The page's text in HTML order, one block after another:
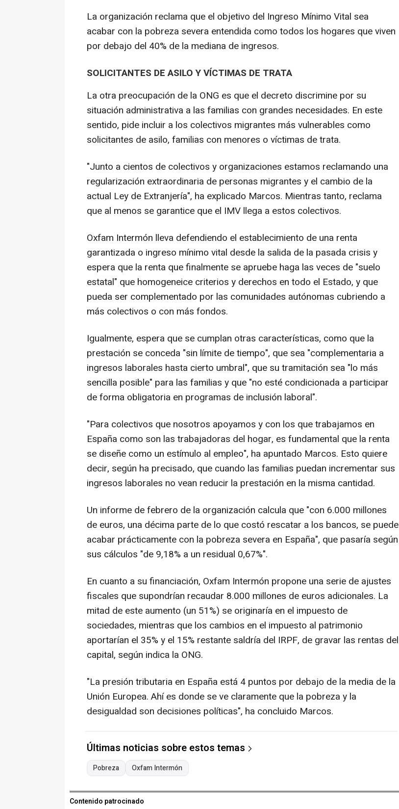
La organización reclama que el objetivo del Ingreso Mínimo Vital sea
acabar con la pobreza severa entendida como todos los hogares que viven
por debajo del 40% de la mediana de ingresos.
SOLICITANTES DE ASILO Y VÍCTIMAS DE TRATA
La otra preocupación de la ONG es que el decreto discrimine por su
situación administrativa a las familias con grandes necesidades. En este
sentido, pide incluir a los colectivos migrantes más vulnerables como
solicitantes de asilo, familias con menores o víctimas de trata.
"Junto a cientos de colectivos y organizaciones estamos reclamando una
regularización extraordinaria de personas migrantes y el cambio de la
actual Ley de Extranjería", ha explicado Marcos. Mientras tanto, reclama
que al menos se garantice que el IMV llega a estos colectivos.
Oxfam Intermón lleva defendiendo el establecimiento de una renta
garantizada o ingreso mínimo vital desde la salida de la pasada crisis y
espera que la renta que finalmente se apruebe haga las veces de "suelo
estatal" que homogeneice criterios y derechos en todo el Estado, y que
pueda ser complementado por las comunidades autónomas cubriendo a
más colectivos o con más fondos.
Igualmente, espera que se cumplan otras características, como que la
prestación se conceda "sin límite de tiempo", que sea "complementaria a
ingresos laborales hasta cierto umbral", que su tramitación sea "lo más
sencilla posible" para las familias y que "no esté condicionada a participar
de forma obligatoria en programas de inclusión laboral".
"Para colectivos que nosotros apoyamos y con los que trabajamos en
España como son las trabajadoras del hogar, es fundamental que la renta
se diseñe como un estímulo al empleo", ha apuntado Marcos. Esto quiere
decir, según ha precisado, que cuando las familias puedan incrementar sus
ingresos laborales no vean reducir la prestación en la misma cantidad.
Un informe de febrero de la organización calcula que "con 6.000 millones
de euros, una décima parte de lo que costó rescatar a los bancos, se puede
acabar prácticamente con la pobreza severa en España", que pasaría según
sus cálculos "de 9,18% a un residual 0,67%".
En cuanto a su financiación, Oxfam Intermón propone una serie de ajustes
fiscales que supondrían recaudar 8.000 millones de euros adicionales. La
mitad de este aumento (un 51%) se originaría en el impuesto de
sociedades, mientras que los cambios en el impuesto al patrimonio
aportarían el 35% y el 15% restante saldría del IRPF, de gravar las rentas del
capital, según indica la ONG.
"La presión tributaria en España está 4 puntos por debajo de la media de la
Unión Europea. Ahí es donde se ve claramente que la pobreza y la
desigualdad son decisiones políticas", ha concluido Marcos.
Últimas noticias sobre estos temas
Pobreza Oxfam Intermón
Contenido patrocinado